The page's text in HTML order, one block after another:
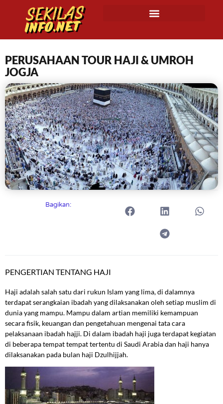
PERUSAHAAN TOUR HAJI & UMROH
JOGJA
Bagikan:
PENGERTIAN TENTANG HAJI
Haji adalah salah satu dari rukun Islam yang lima, di dalamnya
terdapat serangkaian ibadah yang dilaksanakan oleh setiap muslim di
dunia yang mampu. Mampu dalam artian memiliki kemampuan
secara fisik, keuangan dan pengetahuan mengenai tata cara
pelaksanaan ibadah hajji. Di dalam ibadah haji juga terdapat kegiatan
di beberapa tempat tempat tertentu di Saudi Arabia dan haji hanya
dilaksanakan pada bulan haji Dzulhijjah.